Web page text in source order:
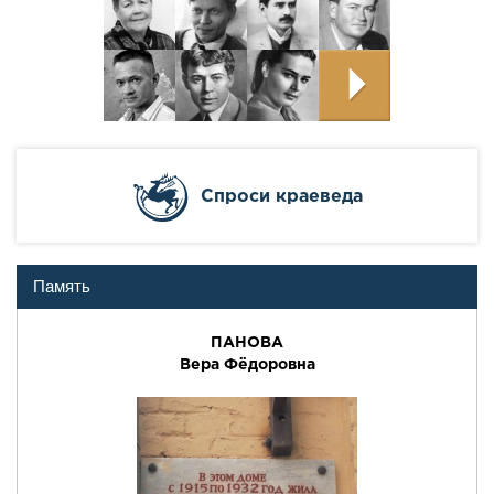
Cпроси краеведа
Память
ПАНОВА
Вера Фёдоровна